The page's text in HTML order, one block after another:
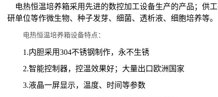
电热恒温培养箱采用先进的数控加工设备生产的产品；供
研单位等作微生物、种子发芽、细菌、 透析液、 细胞培养等。
电热恒温培养箱设备特点：
1.内胆采用304不锈钢制作，永不生锈
2.智能控制器，控温效果好；大量出口欧洲国家
3.液晶一屏显示，温度、时间等参数